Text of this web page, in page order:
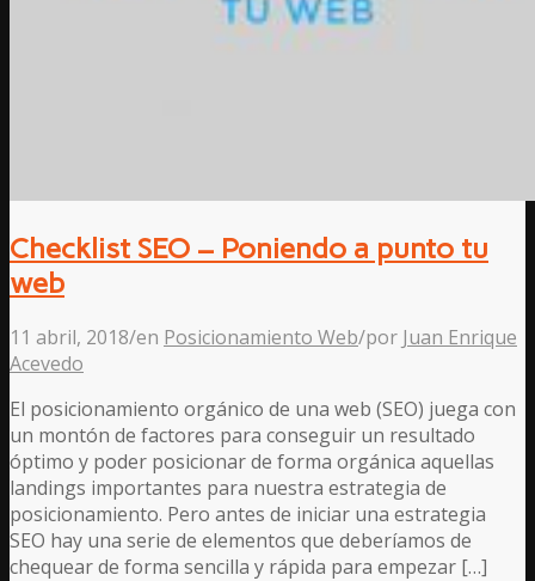
Checklist SEO – Poniendo a punto tu
web
11 abril, 2018/en Posicionamiento Web/por Juan Enrique
Acevedo
El posicionamiento orgánico de una web (SEO) juega con
un montón de factores para conseguir un resultado
óptimo y poder posicionar de forma orgánica aquellas
landings importantes para nuestra estrategia de
posicionamiento. Pero antes de iniciar una estrategia
SEO hay una serie de elementos que deberíamos de
chequear de forma sencilla y rápida para empezar […]